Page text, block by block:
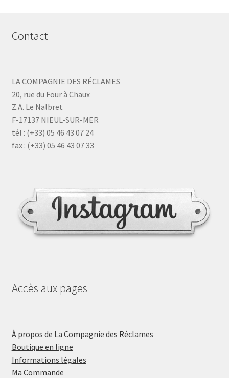
Contact
LA COMPAGNIE DES RÉCLAMES
20, rue du Four à Chaux
Z.A. Le Nalbret
F-17137 NIEUL-SUR-MER
tél : (+33) 05 46 43 07 24
fax : (+33) 05 46 43 07 33
Accès aux pages
À propos de La Compagnie des Réclames
Boutique en ligne
Informations légales
Ma Commande